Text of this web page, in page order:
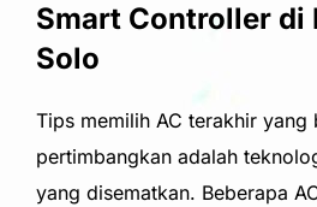
Smart Controller di
Solo
Tips memilih AC terakhir yang
pertimbangkan adalah te
yang disematkan. Beberapa